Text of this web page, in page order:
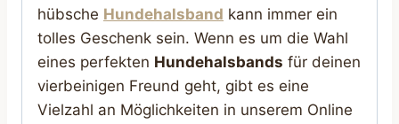
hübsche Hundehalsband kann immer ein
tolles Geschenk sein. Wenn es um die Wahl
eines perfekten Hundehalsbands für deinen
vierbeinigen Freund geht, gibt es eine
Vielzahl an Möglichkeiten in unserem Online